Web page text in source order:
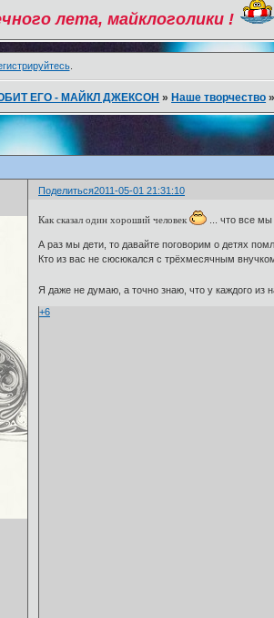
лета, майклоголики !
.
ЕГО - МАЙКЛ ДЖЕКСОН »Наше творчество
Поделиться2011-05-01 21:31:10
Как сказал один хороший человек ... что все мы
А раз мы дети, то давайте поговорим о детях
Кто из вас не сюсюкался с трёхмесячным
Я даже не думаю, а точно знаю, что у каждого из
+6